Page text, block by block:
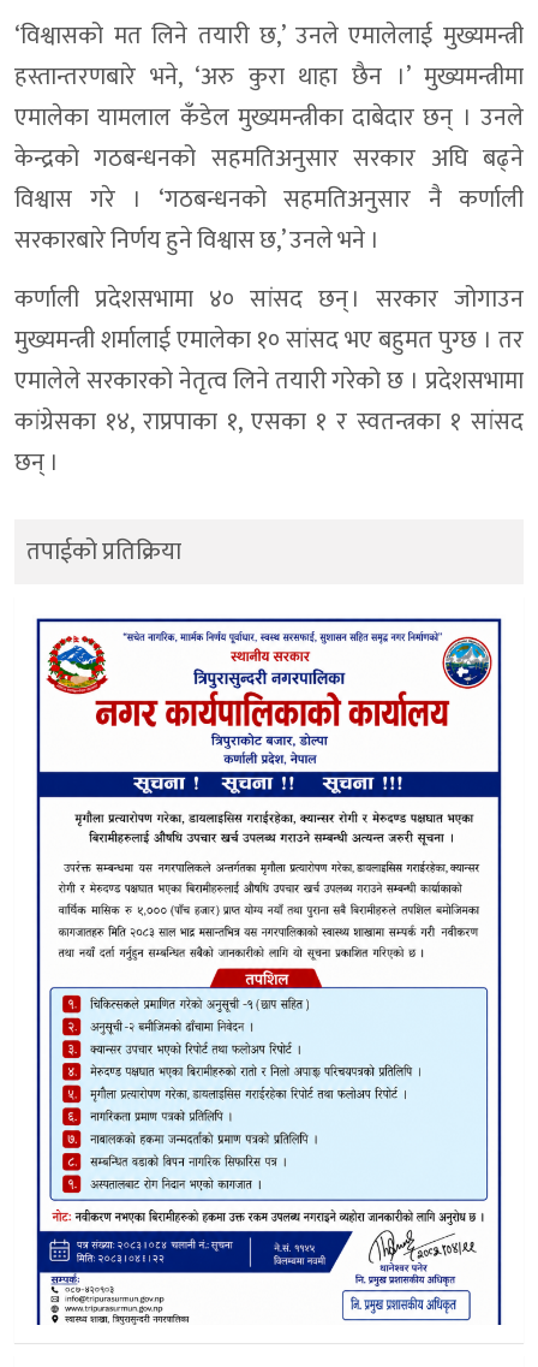
‘विश्वासको मत लिने तयारी छ,’ उनले एमालेलाई मुख्यमन्त्री
हस्तान्तरणबारे भने, ‘अरु कुरा थाहा छैन ।’ मुख्यमन्त्रीमा
एमालेका यामलाल कँडेल मुख्यमन्त्रीका दाबेदार छन् । उनले
केन्द्रको गठबन्धनको सहमतिअनुसार सरकार अघि बढ्ने
विश्वास गरे । ‘गठबन्धनको सहमतिअनुसार नै कर्णाली
सरकारबारे निर्णय हुने विश्वास छ,’ उनले भने ।
कर्णाली प्रदेशसभामा ४० सांसद छन् । सरकार जोगाउन
मुख्यमन्त्री शर्मालाई एमालेका १० सांसद भए बहुमत पुग्छ । तर
एमालेले सरकारको नेतृत्व लिने तयारी गरेको छ । प्रदेशसभामा
कांग्रेसका १४, राप्रपाका १, एसका १ र स्वतन्त्रका १ सांसद
छन् ।
तपाईको प्रतिक्रिया